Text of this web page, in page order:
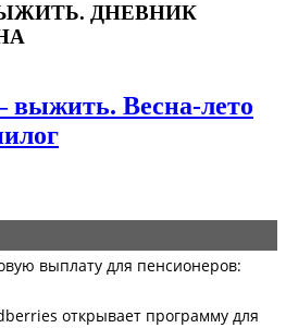
ДНЕВНИК
выжить. Весна-лето